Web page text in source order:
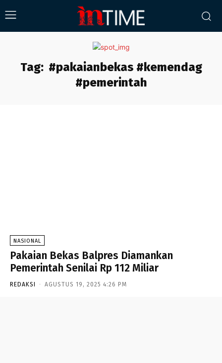
Tag: #pakaianbekas #kemendag
#pemerintah
NASIONAL
Pakaian Bekas Balpres Diamankan
Pemerintah Senilai Rp 112 Miliar
REDAKSI - AGUSTUS 19, 2025 4:26 PM